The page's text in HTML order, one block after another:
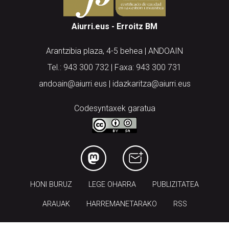
Aiurri.eus - Erroitz BM
Arantzibia plaza, 4-5 behea | ANDOAIN
Tel.: 943 300 732 | Faxa: 943 300 731
andoain@aiurri.eus | idazkaritza@aiurri.eus
Codesyntaxek garatua
HONI BURUZ LEGE OHARRA PUBLIZITATEA
ARAUAK HARREMANETARAKO RSS